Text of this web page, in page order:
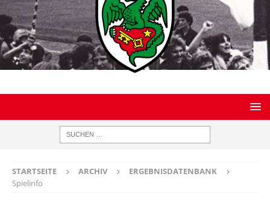
STARTSEITE ARCHIV
ERGEBNISDATENBANK
Spielinfo